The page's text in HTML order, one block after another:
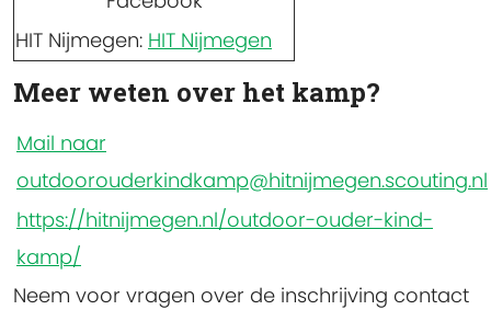
HIT Nijmegen: HIT Nijmegen
Meer weten over het kamp?
Mail naar
outdoorouderkindkamp@hitnijmegen.scouting.nl
https://hitnijmegen.nl/outdoor-ouder-kind-
kamp/
Neem voor vragen over de inschrijving contact